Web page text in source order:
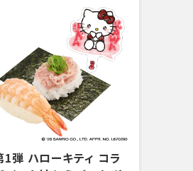
1弾 ハローキティ コラ